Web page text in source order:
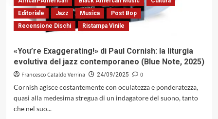
modulo
espressivo
svincolato
(Caligola
Records,
2013)
Editoriale
Jazz Musica
Post Bop
Recensione Dischi
Ristampa Vinile
«You’re Exaggerating!» di Paul Cornish: la liturgia
evolutiva del jazz contemporaneo (Blue Note, 2025)
Francesco Cataldo Verrina 24/09/2025
0
Cornish agisce costantemente con oculatezza e ponderatezza,
quasi alla medesima stregua di un indagatore del suono, tanto
che nel suo...